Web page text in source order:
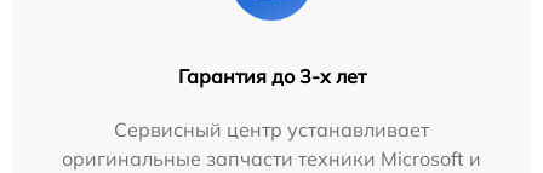
Гарантия до 3-х лет
Сервисный центр устанавливает
оригинальные запчасти техники Microsoft и